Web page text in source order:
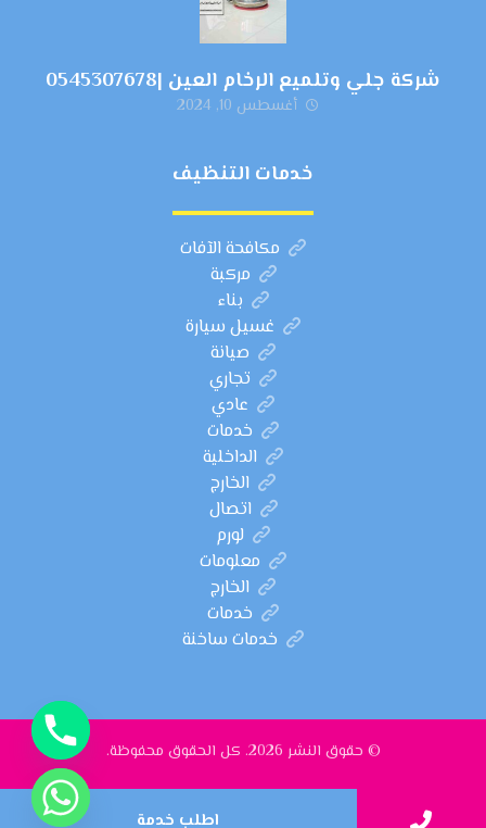
شركة جلي وتلميع الرخام العين |0545307678
أغسطس 10, 2024
خدمات التنظيف
مكافحة الآفات
مركبة
بناء
غسيل سيارة
صيانة
تجاري
عادي
خدمات
الداخلية
الخارج
اتصال
لورم
معلومات
الخارج
خدمات
خدمات ساخنة
© حقوق النشر 2026. كل الحقوق محفوظة.
اطلب خدمة